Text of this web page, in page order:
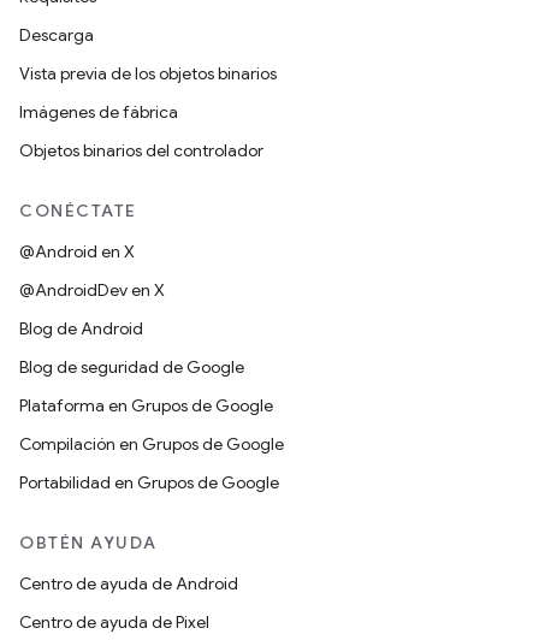
Descarga
Vista previa de los objetos binarios
Imágenes de fábrica
Objetos binarios del controlador
CONÉCTATE
@Android en X
@AndroidDev en X
Blog de Android
Blog de seguridad de Google
Plataforma en Grupos de Google
Compilación en Grupos de Google
Portabilidad en Grupos de Google
OBTÉN AYUDA
Centro de ayuda de Android
Centro de ayuda de Pixel